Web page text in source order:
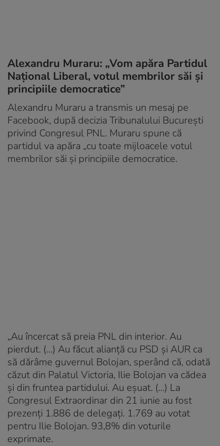
Alexandru Muraru: „Vom apăra Partidul
Național Liberal, votul membrilor săi și
principiile democratice”
Alexandru Muraru a transmis un mesaj pe
Facebook, după decizia Tribunalului București
privind Congresul PNL. Muraru spune că
partidul va apăra „cu toate mijloacele votul
membrilor săi și principiile democratice.
„Au încercat să preia PNL din interior. Au
pierdut. (…) Au făcut alianță cu PSD și AUR ca
să dărâme guvernul Bolojan, sperând că, odată
căzut din Palatul Victoria, Ilie Bolojan va cădea
și din fruntea partidului. Au eșuat. (…) La
Congresul Extraordinar din 21 iunie au fost
prezenți 1.886 de delegați. 1.769 au votat
pentru Ilie Bolojan. 93,8% din voturile
exprimate.